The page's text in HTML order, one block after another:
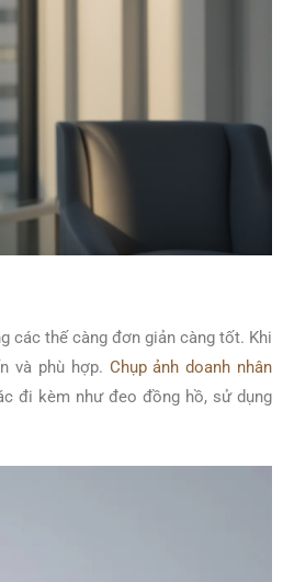
các thế càng đơn giản càng tốt. Khi
và phù hợp. Chụp ảnh doanh nhân
đi kèm như đeo đồng hồ, sử dụng